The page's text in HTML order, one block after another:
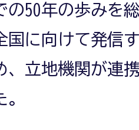
の50年の歩みを
国に向けて発信
、立地機関が連